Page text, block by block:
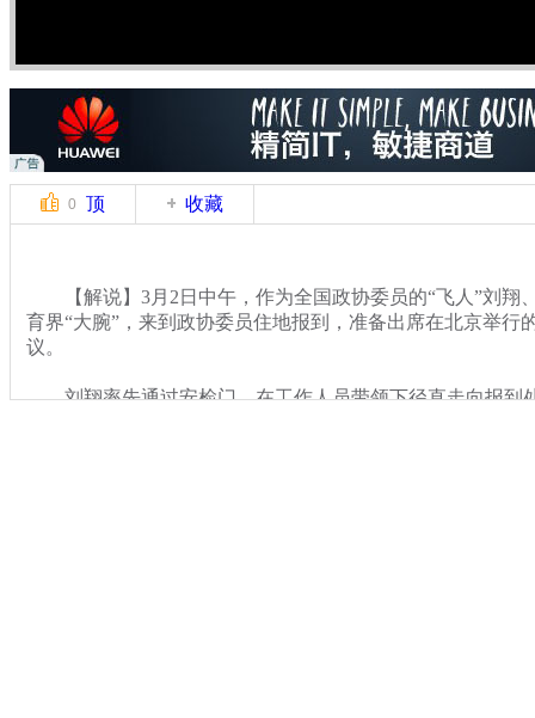
0 顶 收藏
【解说】3月2日中午，作为全国政协委员的“飞人”刘翔
育界“大腕”，来到政协委员住地报到，准备出席在北京举行
议。
刘翔率先通过安检门，在工作人员带领下径直走向报到